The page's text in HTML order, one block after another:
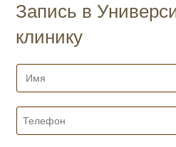
Запись в
клинику
И
*
Т